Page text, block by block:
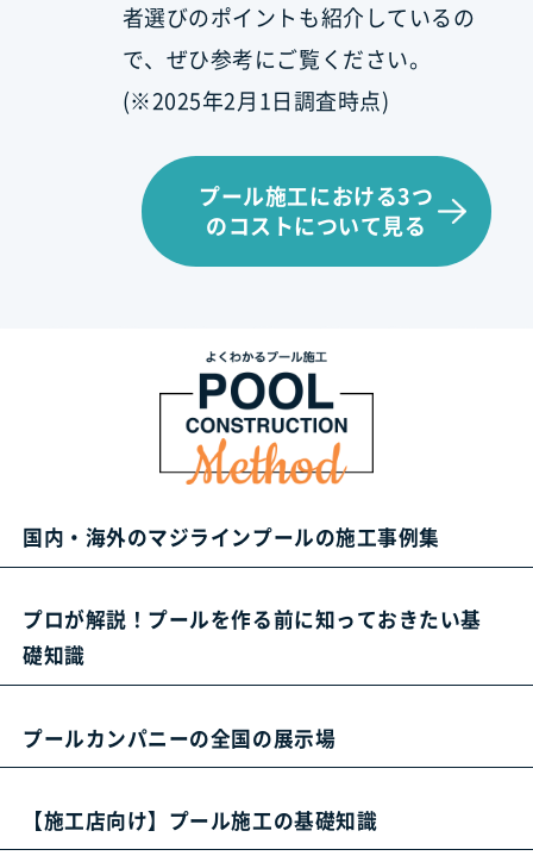
者選びのポイントも紹介しているの
で、ぜひ参考にご覧ください。
(※2025年2月1日調査時点)
プール施工における3つ
のコストについて見る
国内・海外のマジラインプールの施工事例集
プロが解説！プールを作る前に知っておきたい基
礎知識
プールカンパニーの全国の展示場
【施工店向け】プール施工の基礎知識